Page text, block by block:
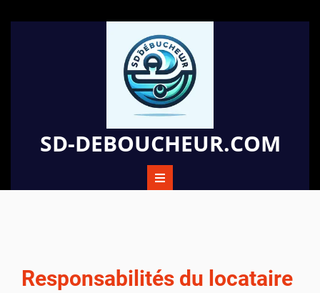
au
SD-DEBOUCHEUR.COM
Responsabilités du locataire